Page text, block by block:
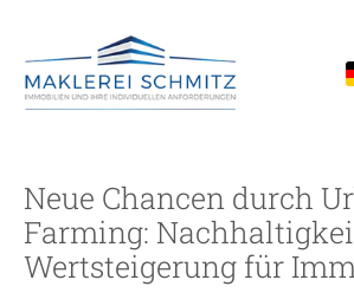
Neue Chancen durch
Farming:
Wertsteigerung für